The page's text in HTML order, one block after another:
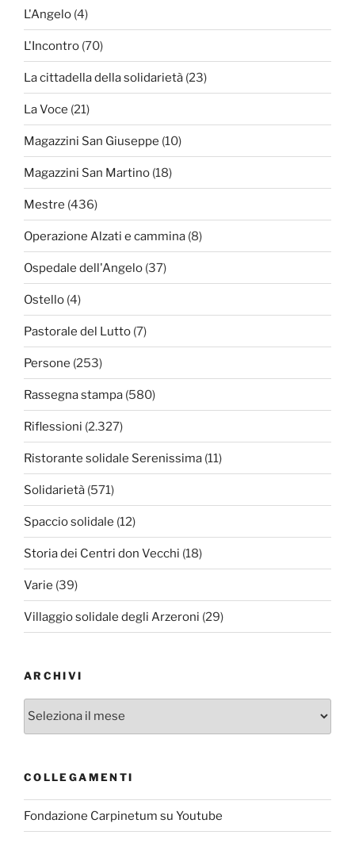
L'Angelo (4)
L'Incontro (70)
La cittadella della solidarietà (23)
La Voce (21)
Magazzini San Giuseppe (10)
Magazzini San Martino (18)
Mestre (436)
Operazione Alzati e cammina (8)
Ospedale dell'Angelo (37)
Ostello (4)
Pastorale del Lutto (7)
Persone (253)
Rassegna stampa (580)
Riflessioni (2.327)
Ristorante solidale Serenissima (11)
Solidarietà (571)
Spaccio solidale (12)
Storia dei Centri don Vecchi (18)
Varie (39)
Villaggio solidale degli Arzeroni (29)
ARCHIVI
Archivi
COLLEGAMENTI
Fondazione Carpinetum su Youtube